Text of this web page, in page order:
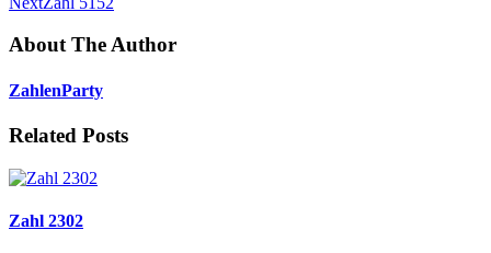
About The Author
ZahlenParty
Related Posts
Zahl 2302